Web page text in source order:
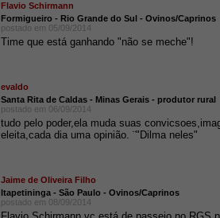
Flavio Schirmann
Formigueiro - Rio Grande do Sul - Ovinos/Caprinos
postado em 05/09/2014
Time que está ganhando "não se meche"!
evaldo
Santa Rita de Caldas - Minas Gerais - produtor rural
postado em 06/09/2014
tudo pelo poder,ela muda suas
eleita,cada dia uma opinião. ¨"Dilma neles"
Jaime de Oliveira Filho
Itapetininga - São Paulo - Ovinos/Caprinos
postado em 08/09/2014